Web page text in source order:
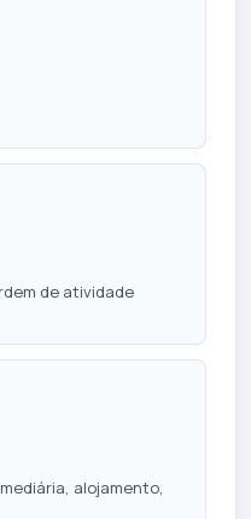
de atividade
alojamento,